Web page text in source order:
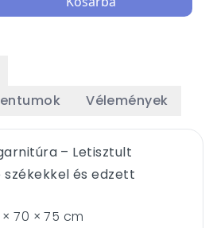
Vélemények
– Letisztult
és edzett
× 70 × 75 cm